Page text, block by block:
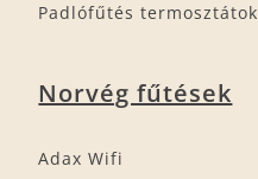
Padlófűtés termosztátok
Norvég fűtések
Adax Wifi